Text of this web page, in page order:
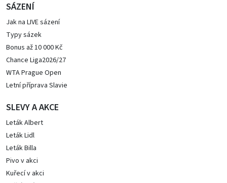
SÁZENÍ
Jak na LIVE sázení
Typy sázek
Bonus až 10 000 Kč
Chance Liga2026/27
WTA Prague Open
Letní příprava Slavie
SLEVY A AKCE
Leták Albert
Leták Lidl
Leták Billa
Pivo v akci
Kuřecí v akci